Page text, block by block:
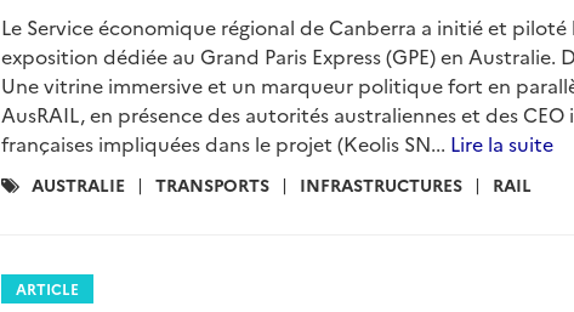
Le Service économique régional de Canberra a initié et piloté
exposition dédiée au Grand Paris Express (GPE) en Australie.
Une vitrine immersive et un marqueur politique fort en
AusRAIL, en présence des autorités australiennes et des
françaises impliquées dans le projet (Keolis SN... Lire la suite
Catégories
AUSTRALIE TRANSPORTS INFRASTRUCTURES RAIL
ARTICLE